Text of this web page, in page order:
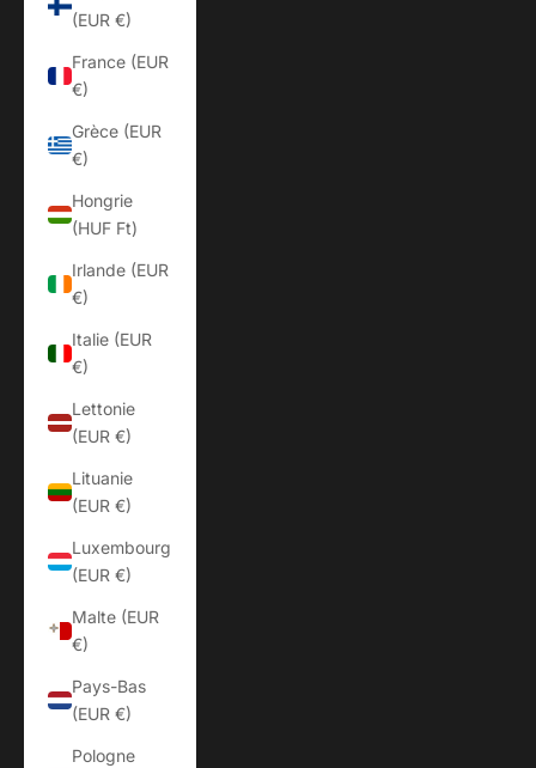
(EUR €)
France (EUR
€)
Grèce (EUR
€)
Hongrie
(HUF Ft)
Irlande (EUR
€)
Italie (EUR
€)
Lettonie
(EUR €)
Lituanie
(EUR €)
Luxembourg
(EUR €)
Malte (EUR
€)
Pays-Bas
(EUR €)
Pologne